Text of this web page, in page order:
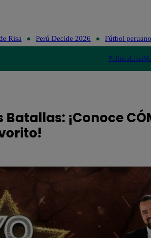
Risa Perú Decide 2026 Fútbol peruano
PolíticaLima
¡Conoce